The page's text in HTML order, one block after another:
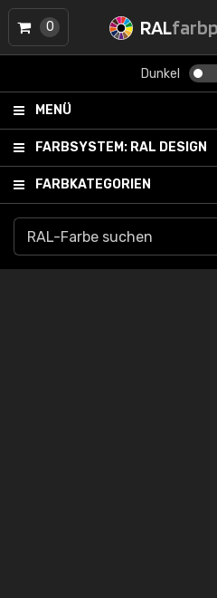
RAL
Dunkel
MENÜ
FARBSYSTEM: RAL DESIGN
FARBKATEGORIEN
0